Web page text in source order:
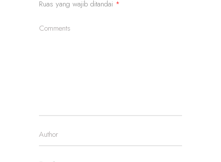
Ruas yang wajib ditandai *